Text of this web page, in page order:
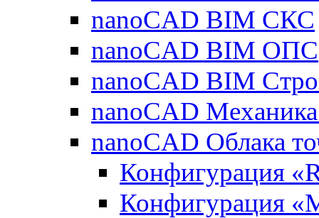
nanoCAD BIM СКС
nanoCAD BIM ОПС
nanoCAD BIM
nanoCAD
nanoCAD Облака
Конфигурация
Конфигурация